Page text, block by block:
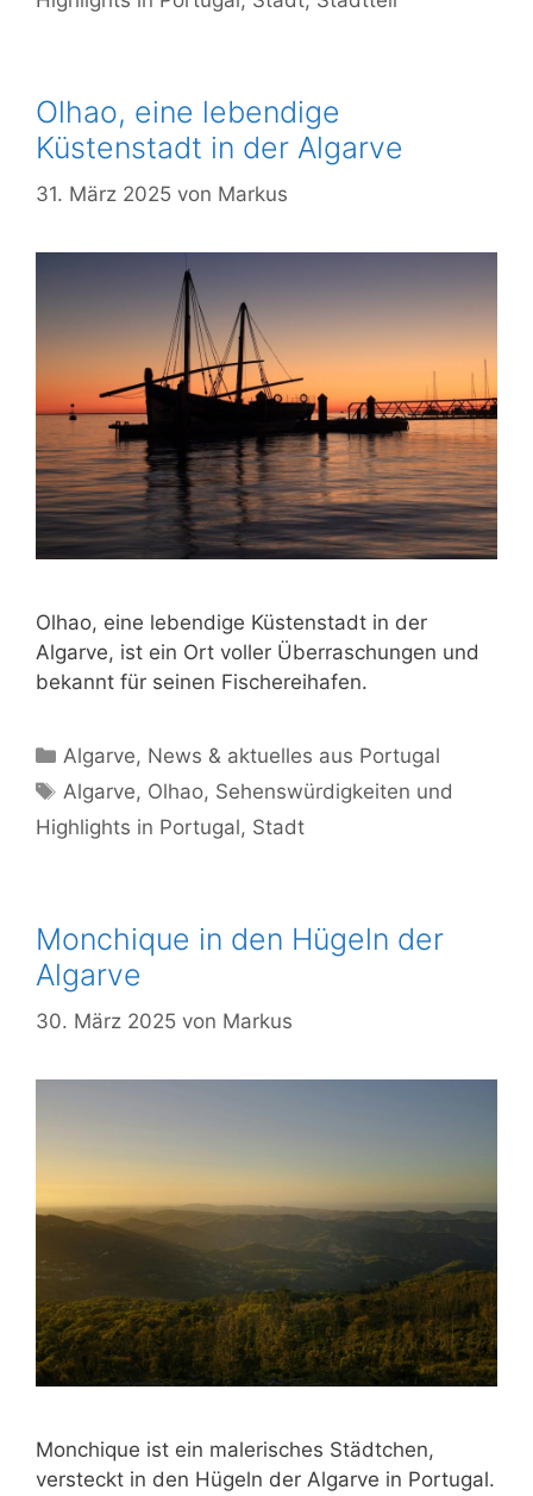
Olhao, eine lebendige
Küstenstadt in der Algarve
31. März 2025 von Markus
Olhao, eine lebendige Küstenstadt in der
Algarve, ist ein Ort voller Überraschungen und
bekannt für seinen Fischereihafen.
Kategorien
Algarve, News & aktuelles aus Portugal
Schlagwörter
Algarve, Olhao, Sehenswürdigkeiten und
Highlights in Portugal, Stadt
Monchique in den Hügeln der
Algarve
30. März 2025 von Markus
Monchique ist ein malerisches Städtchen,
versteckt in den Hügeln der Algarve in Portugal.